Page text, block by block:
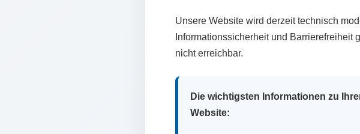
Unsere Website wird derzeit technisch
Informationssicherheit und
nicht erreichbar.
Die wichtigsten Informationen zu
Website: